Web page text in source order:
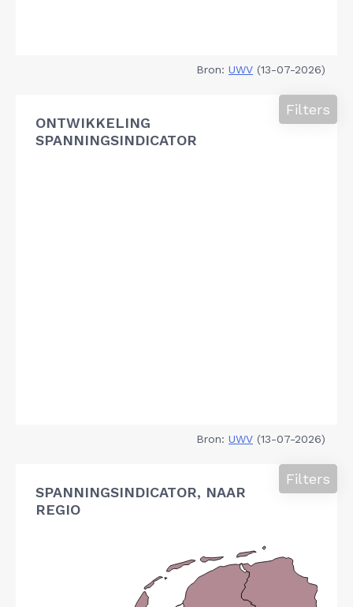
Bron: UWV (13-07-2026)
ONTWIKKELING
SPANNINGSINDICATOR
Filters
Bron: UWV (13-07-2026)
SPANNINGSINDICATOR, NAAR
REGIO
Filters